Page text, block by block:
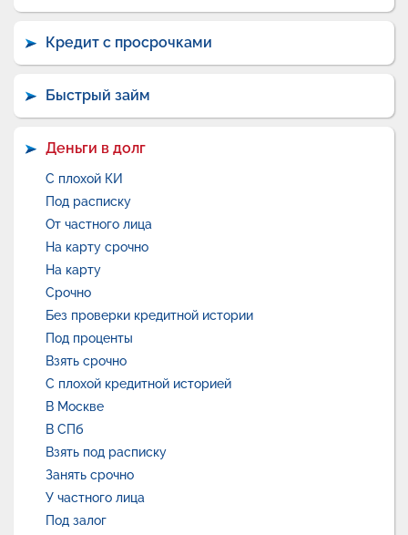
Кредит с просрочками
Быстрый займ
Деньги в долг
С плохой КИ
Под расписку
От частного лица
На карту срочно
На карту
Срочно
Без проверки кредитной истории
Под проценты
Взять срочно
С плохой кредитной историей
В Москве
В СПб
Взять под расписку
Занять срочно
У частного лица
Под залог